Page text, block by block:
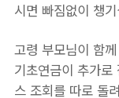
시면 빠짐없이 챙
고령 부모님이 함
기초연금이 추가
스 조회를 따로 돌